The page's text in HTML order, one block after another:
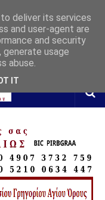
deliver its services
and user-agent are
and security
usage
abuse.
IT